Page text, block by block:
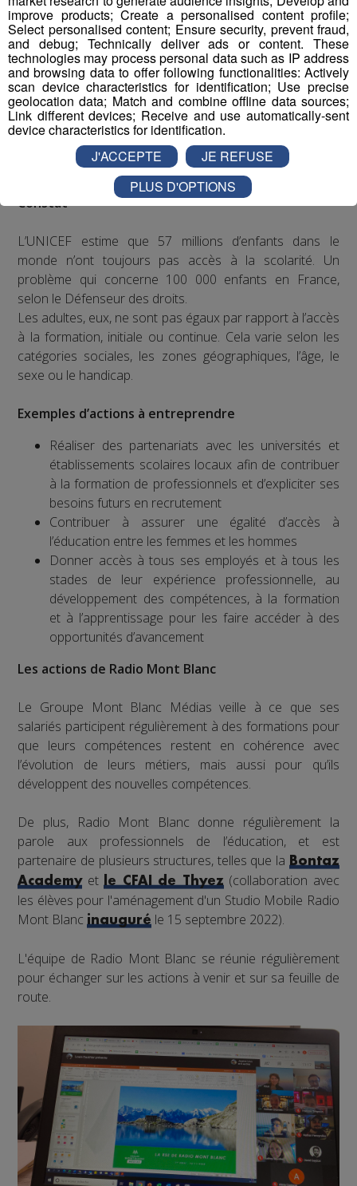
Constat
L’UNICEF estime que 57 millions d’enfants dans le
monde n’ont toujours pas accès à la scolarité. Un
problème qui concerne 100 000 enfants en France,
selon le Défenseur des droits.
Les adultes, eux, ne sont pas égaux par rapport à l’accès
à la formation, initiale ou continue. Cela varie selon les
catégories sociales, les zones géographiques, l’âge, le
sexe ou le handicap.
Exemples d’actions à entreprendre
Réaliser des partenariats avec les universités et
établissements scolaires locaux afin de contribuer
à la formation de professionnels et d’expliciter ses
besoins futurs en recrutement
Contribuer à assurer une égalité d’accès à
l’éducation entre les femmes et les hommes
Donner accès à tous ses employés et à tous les
stades de leur expérience professionnelle, au
développement des compétences, à la formation
et à l’apprentissage pour les faire accéder à des
opportunités d’avancement
Les actions de Radio Mont Blanc
Le Groupe Mont Blanc Médias veille à ce que ses
salariés participent régulièrement à des formations pour
que leurs compétences restent en cohérence avec
l’évolution de leurs métiers, mais aussi pour qu’ils
développent des nouvelles compétences.
De plus, Radio Mont Blanc donne régulièrement la
parole aux professionnels de l’éducation, et est
partenaire de plusieurs structures, telles que la Bontaz
Academyetle CFAI de Thyez(collaboration avec
les élèves pour l'aménagement d'un Studio Mobile Radio
Mont Blancinauguré le 15 septembre 2022).
L'équipe de Radio Mont Blanc se réunie régulièrement
pour échanger sur les actions à venir et sur sa feuille de
route.
improve products; Create a personalised content profile;
Select personalised content; Ensure security, prevent fraud,
and debug; Technically deliver ads or content. These
technologies may process personal data such as IP address
and browsing data to offer following functionalities: Actively
scan device characteristics for identification; Use precise
geolocation data; Match and combine offline data sources;
Link different devices; Receive and use automatically-sent
device characteristics for identification.
J'ACCEPTE
JE REFUSE
PLUS D'OPTIONS